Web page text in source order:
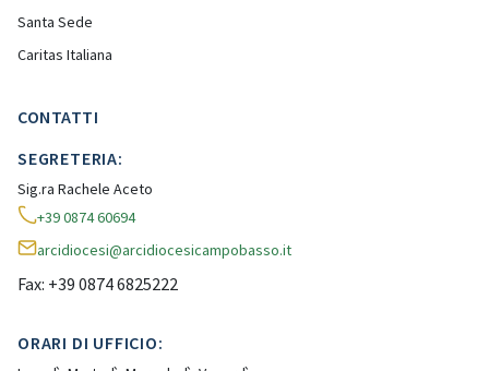
Santa Sede
Caritas Italiana
CONTATTI
SEGRETERIA:
Sig.ra Rachele Aceto
+39 0874 60694
arcidiocesi@arcidiocesicampobasso.it
Fax: +39 0874 6825222
ORARI DI UFFICIO: